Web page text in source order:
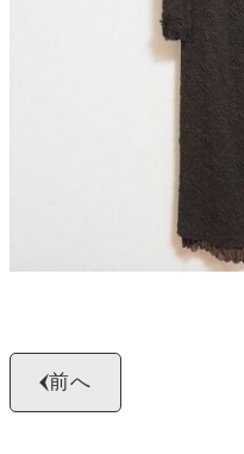
受付時間9:00〜
お申
前へ